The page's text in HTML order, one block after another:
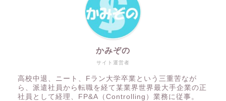
サイト運営者
かみぞの
高校中退、ニート、Fラン大学卒業という三重苦なが
ら、派遣社員から転職を経て某業界世界最大手企業の正
社員として経理、FP&A（Controlling）業務に従事。